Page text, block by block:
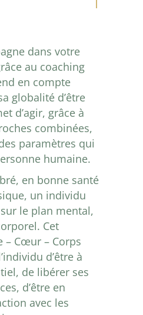
dans votre
au coaching
en compte
globalité d’être
d’agir, grâce à
combinées,
paramètres qui
humaine.
en bonne santé
un individu
le plan mental,
Cet
– Cœur – Corps
d’être à
de libérer ses
d’être en
avec les